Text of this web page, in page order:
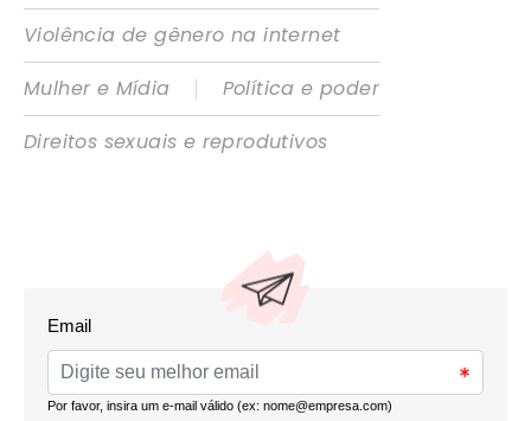
Violência de gênero na internet
Mulher e Mídia
|
Política e poder
Direitos sexuais e reprodutivos